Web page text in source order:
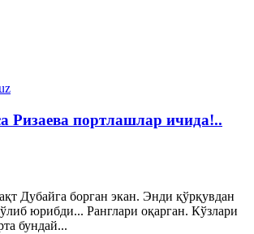
Ризаева портлашлар ичида!..
Дубайга борган экан. Энди қўрқувдан
юрибди... Ранглари оқарган. Кўзлари
бундай...